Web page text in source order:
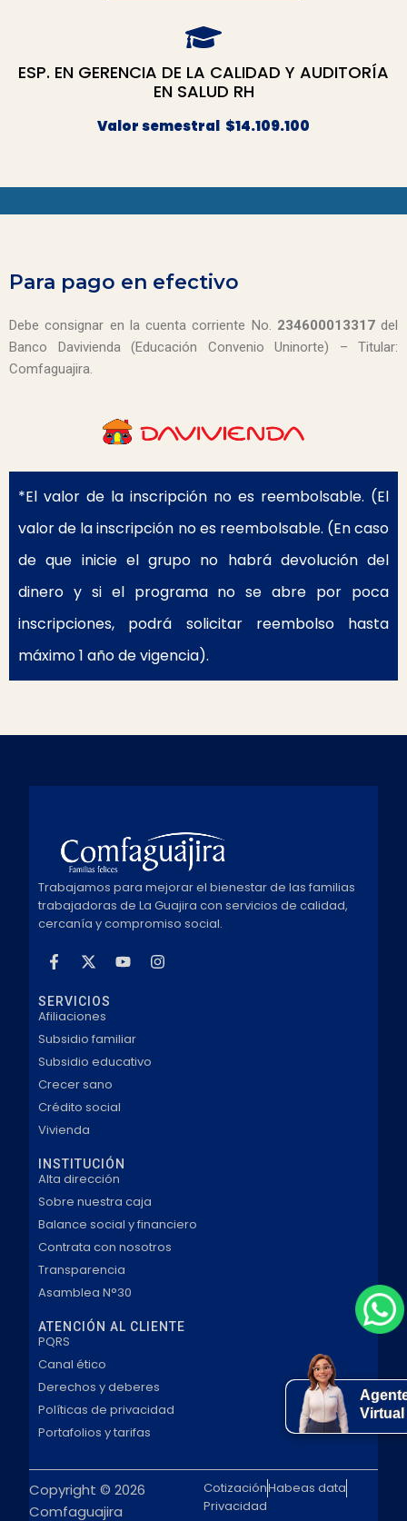
ESP. EN GERENCIA DE LA CALIDAD Y AUDITORÍA
EN SALUD RH
Valor semestral $14.109.100
Para pago en efectivo
Debe consignar en la cuenta corriente No. 234600013317 del
Banco Davivienda (Educación Convenio Uninorte) – Titular:
Comfaguajira.
*El valor de la inscripción no es reembolsable. (El
valor de la inscripción no es reembolsable. (En caso
de que inicie el grupo no habrá devolución del
dinero y si el programa no se abre por poca
inscripciones, podrá solicitar reembolso hasta
máximo 1 año de vigencia).
Trabajamos para mejorar el bienestar de las familias
trabajadoras de La Guajira con servicios de calidad,
cercanía y compromiso social.
SERVICIOS
Afiliaciones
Subsidio familiar
Subsidio educativo
Crecer sano
Crédito social
Vivienda
INSTITUCIÓN
Alta dirección
Sobre nuestra caja
Balance social y financiero
Contrata con nosotros
Transparencia
Asamblea N°30
ATENCIÓN AL CLIENTE
PQRS
Canal ético
Derechos y deberes
Políticas de privacidad
Portafolios y tarifas
Copyright © 2026
Comfaguajira
CotizaciónHabeas data
Privacidad
Virtual